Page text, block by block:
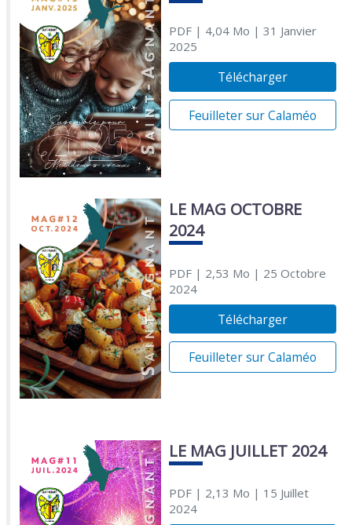
PDF| 4,04 Mo | 31 Janvier
2025
Télécharger
Feuilleter sur Calaméo
LE MAG OCTOBRE
2024
PDF| 2,53 Mo | 25 Octobre
2024
Télécharger
Feuilleter sur Calaméo
LE MAG JUILLET 2024
PDF| 2,13 Mo | 15 Juillet
2024